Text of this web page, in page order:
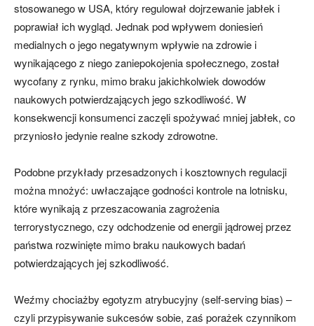
stosowanego w USA, który regulował dojrzewanie jabłek i
poprawiał ich wygląd. Jednak pod wpływem doniesień
medialnych o jego negatywnym wpływie na zdrowie i
wynikającego z niego zaniepokojenia społecznego, został
wycofany z rynku, mimo braku jakichkolwiek dowodów
naukowych potwierdzających jego szkodliwość. W
konsekwencji konsumenci zaczęli spożywać mniej jabłek, co
przyniosło jedynie realne szkody zdrowotne.
Podobne przykłady przesadzonych i kosztownych regulacji
można mnożyć: uwłaczające godności kontrole na lotnisku,
które wynikają z przeszacowania zagrożenia
terrorystycznego, czy odchodzenie od energii jądrowej przez
państwa rozwinięte mimo braku naukowych badań
potwierdzających jej szkodliwość.
Weźmy chociażby egotyzm atrybucyjny (self-serving bias) –
czyli przypisywanie sukcesów sobie, zaś porażek czynnikom